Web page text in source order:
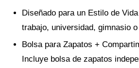
Diseñado para un Estilo de
trabajo, universidad, gimnasio
Bolsa para Zapatos +
Incluye bolsa de zapatos